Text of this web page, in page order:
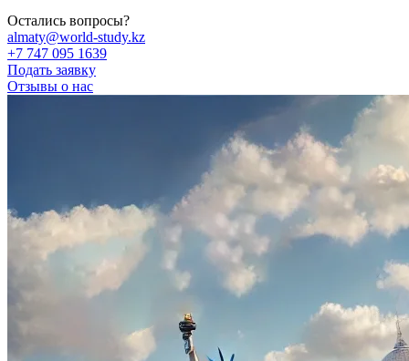
Остались вопросы?
almaty@world-study.kz
+7 747 095 1639
Подать заявку
Отзывы о нас